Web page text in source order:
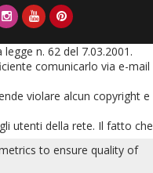
n. 62 del 7.03.2001.
comunicarlo via e-mail
violare alcun copyright e
utenti della rete. Il fatto che
eventuale responsabilità
to ensure quality of